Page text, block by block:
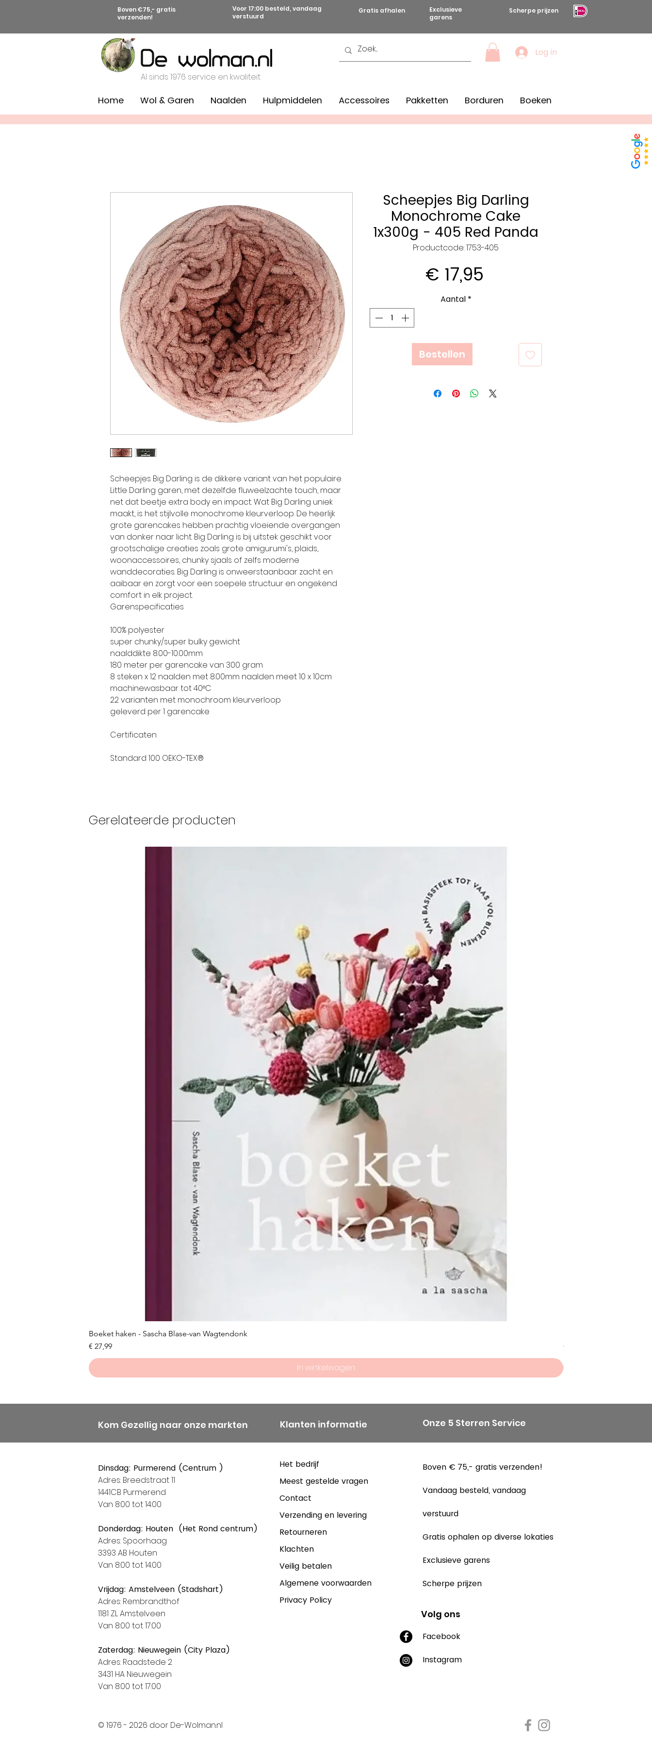
Boven €75,- gratis
verzenden!
Voor 17:00 besteld, vandaag
verstuurd
Gratis afhalen
Exclusieve
garens
Scherpe prijzen
Al sinds 1976 service en kwaliteit
Log in
Home Wol & Garen Naalden Hulpmiddelen Accessoires Pakketten Borduren Boeken
Scheepjes Big Darling is de dikkere variant van het populaire
Little Darling garen, met dezelfde fluweelzachte touch, maar
net dat beetje extra body en impact. Wat Big Darling uniek
maakt, is het stijlvolle monochrome kleurverloop. De heerlijk
grote garencakes hebben prachtig vloeiende overgangen
van donker naar licht. Big Darling is bij uitstek geschikt voor
grootschalige creaties zoals grote amigurumi's, plaids,
woonaccessoires, chunky sjaals of zelfs moderne
wanddecoraties. Big Darling is onweerstaanbaar zacht en
aaibaar en zorgt voor een soepele structuur en ongekend
comfort in elk project.
Garenspecificaties
100% polyester
super chunky/super bulky gewicht
naalddikte 8.00-10.00mm
180 meter per garencake van 300 gram
8 steken x 12 naalden met 8.00mm naalden meet 10 x 10cm
machinewasbaar tot 40°C
22 varianten met monochroom kleurverloop
geleverd per 1 garencake
Certificaten
Standard 100 OEKO-TEX®
Scheepjes Big Darling
Monochrome Cake
1x300g - 405 Red Panda
Productcode: 1753-405
€ 17,95
Aantal *
Bestellen
Gerelateerde producten
Boeket haken - Sascha Blase-van Wagtendonk
Prijs
€ 27,99
In winkelwagen
Prijs
€ 8,50
Kom Gezellig naar onze markten Klanten informatie Onze 5 Sterren Service
Dinsdag: Purmerend (Centrum )
Adres: Breedstraat 11
1441CB Purmerend
Van 8:00 tot 14:00
Donderdag: Houten (Het Rond centrum)
Adres: Spoorhaag
3393 AB Houten
Van 8:00 tot 14:00
Vrijdag: Amstelveen (Stadshart)
Adres: Rembrandthof
1181 ZL Amstelveen
Van 8:00 tot 17:00
Zaterdag: Nieuwegein (City Plaza)
Adres: Raadstede 2
3431 HA Nieuwegein
Van 8:00 tot 17:00
Het bedrijf
Meest gestelde vragen
Contact
Verzending en levering
Retourneren
Klachten
Veilig betalen
Algemene voorwaarden
Privacy Policy
Boven € 75,- gratis verzenden!
Vandaag besteld, vandaag
verstuurd
Gratis ophalen op diverse lokaties
Exclusieve garens
Scherpe prijzen
Volg ons
Facebook
Instagram
© 1976 - 2026 door De-Wolman.nl